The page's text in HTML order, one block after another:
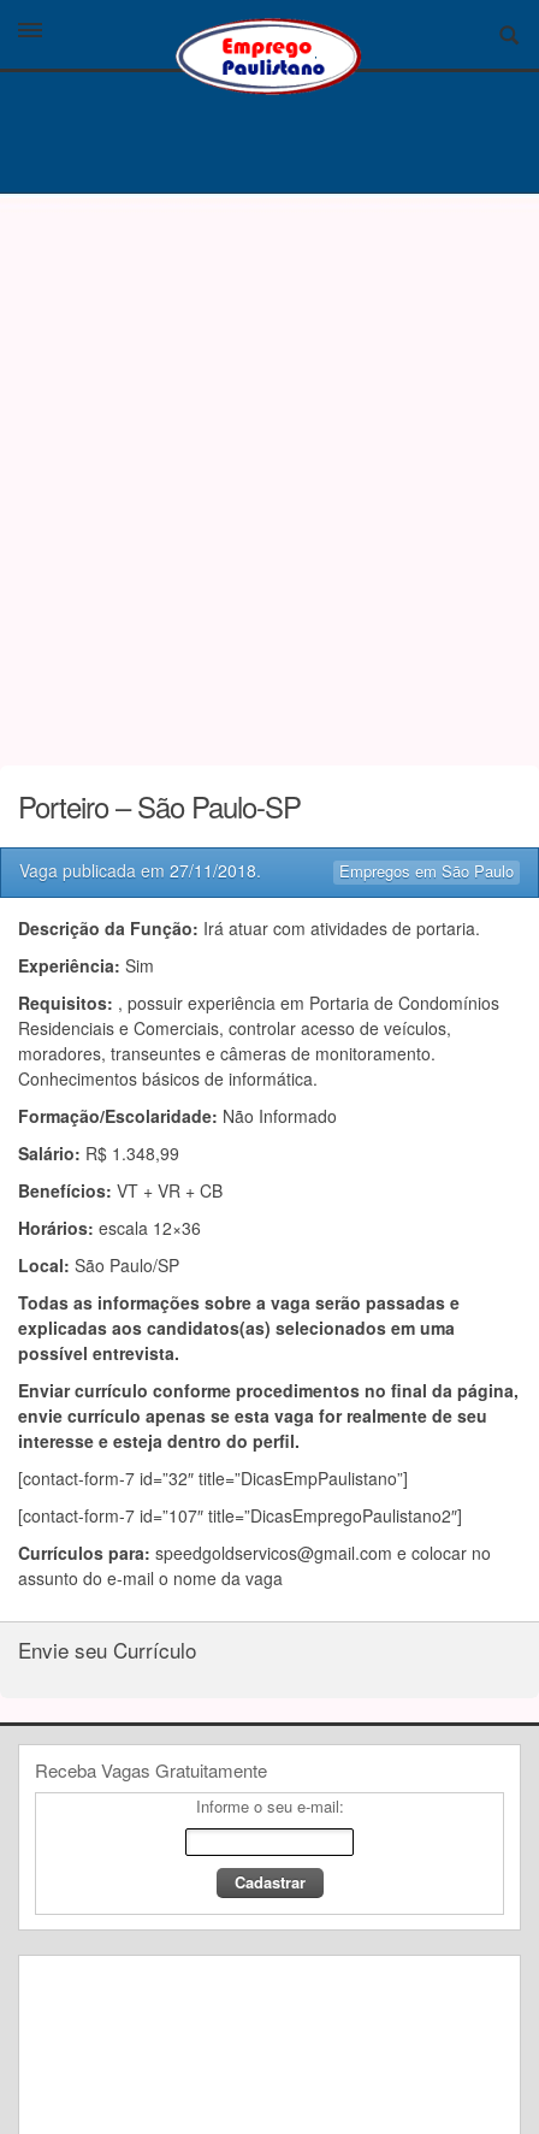
Porteiro – São Paulo-SP
Empregos em São Paulo
Vaga publicada em 27/11/2018.
Descrição da Função: Irá atuar com atividades de portaria.
Experiência: Sim
Requisitos: , possuir experiência em Portaria de Condomínios
Residenciais e Comerciais, controlar acesso de veículos,
moradores, transeuntes e câmeras de monitoramento.
Conhecimentos básicos de informática.
Formação/Escolaridade: Não Informado
Salário: R$ 1.348,99
Benefícios: VT + VR + CB
Horários: escala 12×36
Local: São Paulo/SP
Todas as informações sobre a vaga serão passadas e
explicadas aos candidatos(as) selecionados em uma
possível entrevista.
Enviar currículo conforme procedimentos no final da página,
envie currículo apenas se esta vaga for realmente de seu
interesse e esteja dentro do perfil.
[contact-form-7 id=”32″ title=”DicasEmpPaulistano”]
[contact-form-7 id=”107″ title=”DicasEmpregoPaulistano2″]
Currículos para: speedgoldservicos@gmail.com e colocar no
assunto do e-mail o nome da vaga
Envie seu Currículo
Receba Vagas Gratuitamente
Informe o seu e-mail: